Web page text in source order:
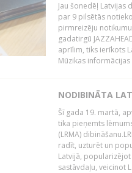
Jau šonedēļ Latvijas
par 9 pilsētās
pirmreizēju
gadatirgū
aprīlim, tiks ierīkots
Mūzikas informācijas
NODIBINĀTA
Šī gada 19. martā,
tika pieņemts
(LRMA)
radīt, uzturēt un
Latvijā,
sastāvdaļu, veicinot